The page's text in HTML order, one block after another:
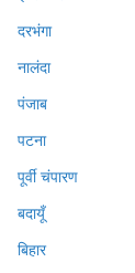
दरभंगा
नालंदा
पंजाब
पटना
पूर्वी चंपारण
बदायूँ
बिहार